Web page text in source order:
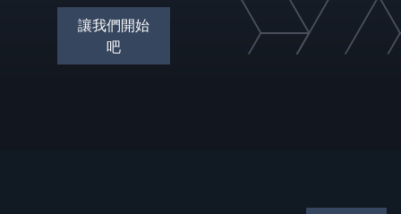
讓我們開始
吧